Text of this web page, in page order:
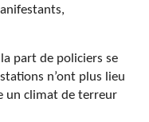
part de policiers se
n’ont plus lieu
un climat de terreur